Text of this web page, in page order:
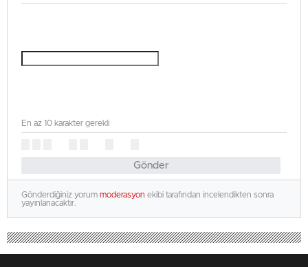
Gönder
En az 10 karakter gerekli
Gönderdiğiniz yorum moderasyon ekibi tarafından incelendikten sonra
yayınlanacaktır.